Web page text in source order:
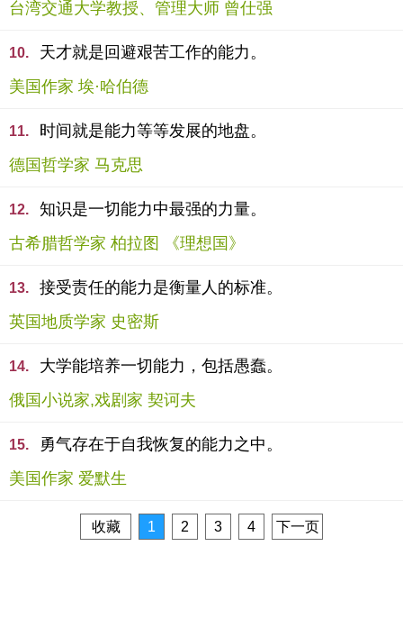
台湾交通大学教授、管理大师 曾仕强
10.
天才就是回避艰苦工作的能力。
美国作家 埃·哈伯德
11.
时间就是能力等等发展的地盘。
德国哲学家 马克思
12.
知识是一切能力中最强的力量。
古希腊哲学家 柏拉图 《理想国》
13.
接受责任的能力是衡量人的标准。
英国地质学家 史密斯
14.
大学能培养一切能力，包括愚蠢。
俄国小说家,戏剧家 契诃夫
15.
勇气存在于自我恢复的能力之中。
美国作家 爱默生
收藏 1 2 3 4 下一页